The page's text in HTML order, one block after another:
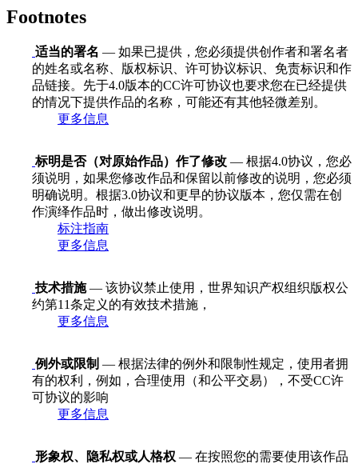
Footnotes
适当的署名 — 如果已提供，您必须提供创作者和署名者
的姓名或名称、版权标识、许可协议标识、免责标识和作
品链接。先于4.0版本的CC许可协议也要求您在已经提供
的情况下提供作品的名称，可能还有其他轻微差别。
更多信息
标明是否（对原始作品）作了修改 — 根据4.0协议，您必
须说明，如果您修改作品和保留以前修改的说明，您必须
明确说明。根据3.0协议和更早的协议版本，您仅需在创
作演绎作品时，做出修改说明。
标注指南
更多信息
技术措施— 该协议禁止使用，世界知识产权组织版权公
约第11条定义的有效技术措施，
更多信息
例外或限制 — 根据法律的例外和限制性规定，使用者拥
有的权利，例如，合理使用（和公平交易），不受CC许
可协议的影响
更多信息
形象权、隐私权或人格权 — 在按照您的需要使用该作品